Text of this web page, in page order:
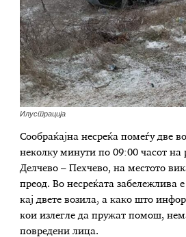
Илустрација
Сообраќајна несреќа помеѓу две
неколку минути по 09:00 часот на
Делчево – Пехчево, на местото
преод. Во несреќата забележлива
кај двете возила, а како што
кои излегле да пружат помош,
повредени лица.